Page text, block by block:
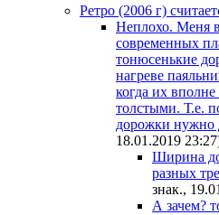
Ретро (2006 г)
Неплохо. Меня
современных
тонюсенькие
нагреве
когда их
толстыми. Т.е.
дорожки нужно
18.01.2019 23:27
Ширина
разных
знак.,
А зачем?